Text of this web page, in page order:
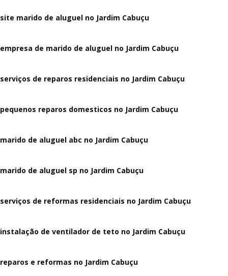
site marido de aluguel no Jardim Cabuçu
empresa de marido de aluguel no Jardim Cabuçu
serviços de reparos residenciais no Jardim Cabuçu
pequenos reparos domesticos no Jardim Cabuçu
marido de aluguel abc no Jardim Cabuçu
marido de aluguel sp no Jardim Cabuçu
serviços de reformas residenciais no Jardim Cabuçu
instalação de ventilador de teto no Jardim Cabuçu
reparos e reformas no Jardim Cabuçu